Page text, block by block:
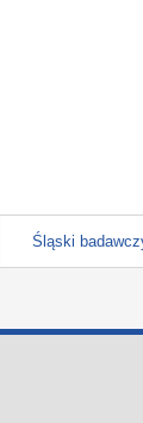
Śląski